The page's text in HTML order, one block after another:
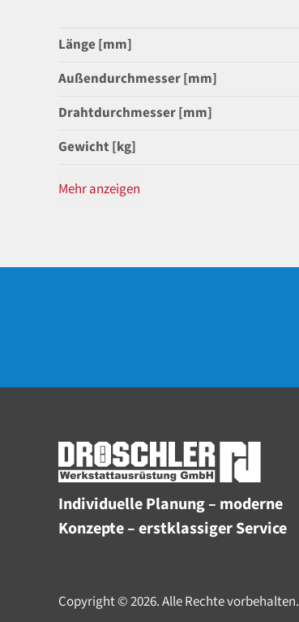
Länge [mm]
Außendurchmesser [mm]
Drahtdurchmesser [mm]
Gewicht [kg]
Mehr anzeigen
Individuelle Planung – moderne
Konzepte – erstklassiger Service
Copyright © 2026. Alle Rechte vorbehalten.